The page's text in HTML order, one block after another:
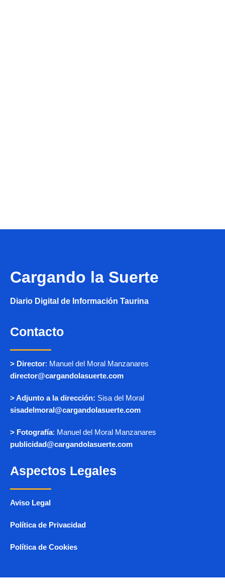
Cargando la Suerte
Diario Digital de Información Taurina
Contacto
> Director: Manuel del Moral Manzanares
director@cargandolasuerte.com
> Adjunto a la dirección: Sisa del Moral
sisadelmoral@cargandolasuerte.com
> Fotografía: Manuel del Moral Manzanares
publicidad@cargandolasuerte.com
Aspectos Legales
Aviso Legal
Política de Privacidad
Política de Cookies